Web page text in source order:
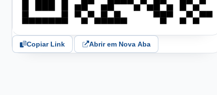
Copiar Link Abrir em Nova Aba